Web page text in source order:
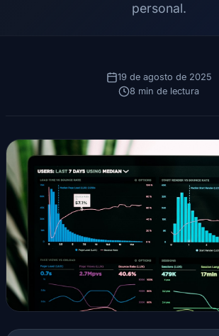
personal.
19 de agosto de 2025
8 min de lectura